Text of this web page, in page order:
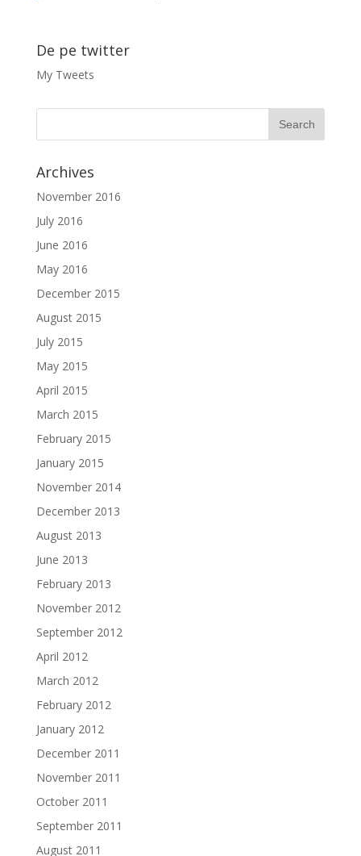
De pe twitter
My Tweets
Archives
November 2016
July 2016
June 2016
May 2016
December 2015
August 2015
July 2015
May 2015
April 2015
March 2015
February 2015
January 2015
November 2014
December 2013
August 2013
June 2013
February 2013
November 2012
September 2012
April 2012
March 2012
February 2012
January 2012
December 2011
November 2011
October 2011
September 2011
August 2011